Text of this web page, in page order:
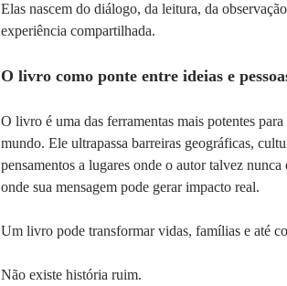
Elas nascem do diálogo, da leitura, da
experiência compartilhada.
O livro como ponte entre ideias e
O livro é uma das ferramentas mais potentes
mundo. Ele ultrapassa barreiras geográficas,
pensamentos a lugares onde o autor talvez nunca
onde sua mensagem pode gerar impacto real.
Um livro pode transformar vidas, famílias e até
Não existe história ruim.